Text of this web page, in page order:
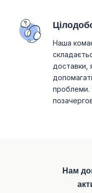
Наша
доставки,
проблеми.
Нам